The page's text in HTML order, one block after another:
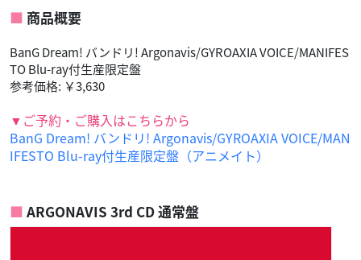
商品概要
BanG Dream! バンドリ! Argonavis/GYROAXIA VOICE/MANIFES
TO Blu-ray付生産限定盤
参考価格: ￥3,630
▼ご予約・ご購入はこちらから
BanG Dream! バンドリ! Argonavis/GYROAXIA VOICE/MAN
IFESTO Blu-ray付生産限定盤（アニメイト）
ARGONAVIS 3rd CD 通常盤